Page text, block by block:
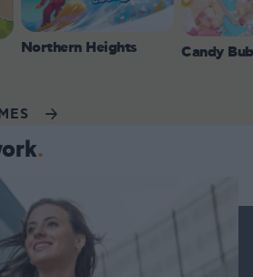
Northern Heights Candy